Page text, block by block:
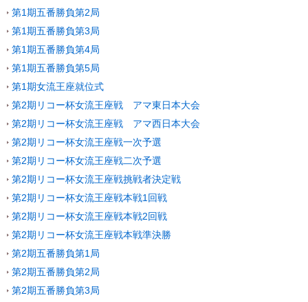
第1期五番勝負第2局
第1期五番勝負第3局
第1期五番勝負第4局
第1期五番勝負第5局
第1期女流王座就位式
第2期リコー杯女流王座戦 アマ東日本大会
第2期リコー杯女流王座戦 アマ西日本大会
第2期リコー杯女流王座戦一次予選
第2期リコー杯女流王座戦二次予選
第2期リコー杯女流王座戦挑戦者決定戦
第2期リコー杯女流王座戦本戦1回戦
第2期リコー杯女流王座戦本戦2回戦
第2期リコー杯女流王座戦本戦準決勝
第2期五番勝負第1局
第2期五番勝負第2局
第2期五番勝負第3局